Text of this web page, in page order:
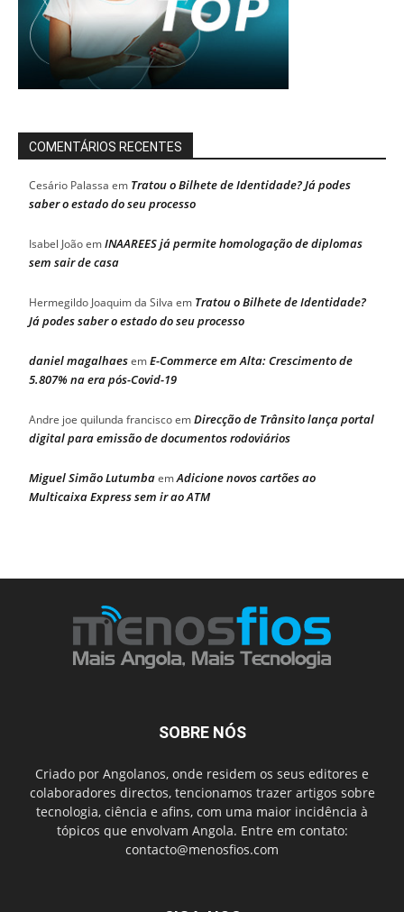
COMENTÁRIOS RECENTES
Cesário Palassa em Tratou o Bilhete de Identidade? Já podes
saber o estado do seu processo
Isabel JoãoemINAAREES já permite homologação de diplomas
sem sair de casa
Hermegildo Joaquim da Silva em Tratou o Bilhete de Identidade?
Já podes saber o estado do seu processo
daniel magalhaesemE-Commerce em Alta: Crescimento de
5.807% na era pós-Covid-19
Andre joe quilunda franciscoemDirecção de Trânsito lança portal
digital para emissão de documentos rodoviários
Miguel Simão LutumbaemAdicione novos cartões ao
Multicaixa Express sem ir ao ATM
SOBRE NÓS
Criado por Angolanos, onde residem os seus editores e
colaboradores directos, tencionamos trazer artigos sobre
tecnologia, ciência e afins, com uma maior incidência à
tópicos que envolvam Angola. Entre em contato:
contacto@menosfios.com